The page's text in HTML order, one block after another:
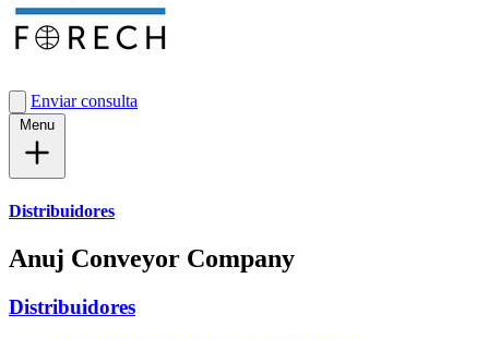
Enviar consulta
Distribuidores
Anuj Conveyor Company
Distribuidores